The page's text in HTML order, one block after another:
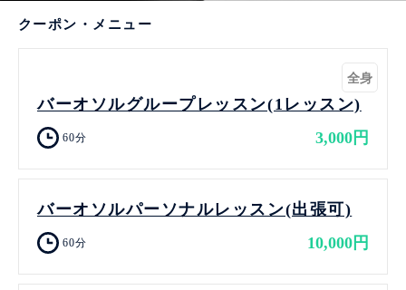
クーポン・メニュー
全身
バーオソルグループレッスン(1レッスン)
60分 3,000円
バーオソルパーソナルレッスン(出張可)
60分 10,000円